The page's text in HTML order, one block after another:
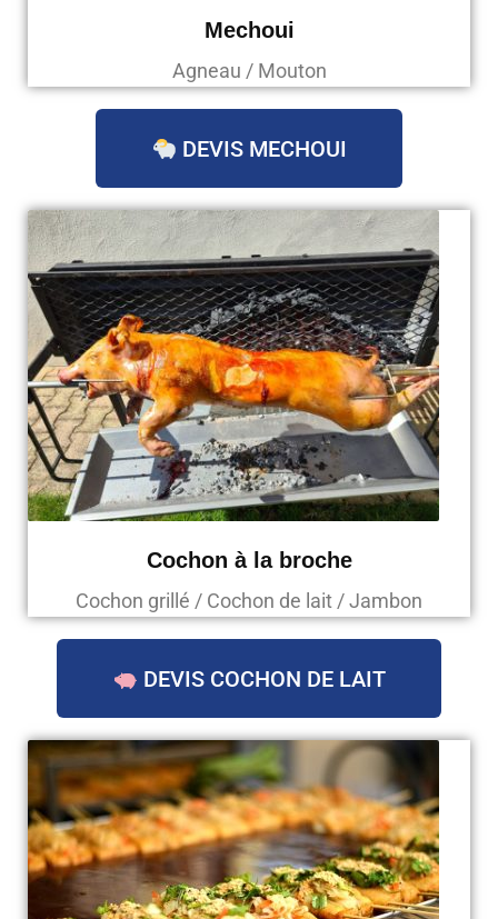
Mechoui
Agneau / Mouton
DEVIS MECHOUI
Cochon à la broche
Cochon grillé / Cochon de lait / Jambon
DEVIS COCHON DE LAIT